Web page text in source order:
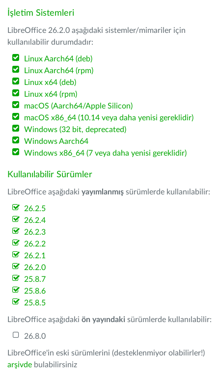
İşletim Sistemleri
LibreOffice 26.2.0 aşağıdaki sistemler/mimariler için
kullanılabilir durumdadır:
Linux Aarch64 (deb)
Linux Aarch64 (rpm)
Linux x64 (deb)
Linux x64 (rpm)
macOS (Aarch64/Apple Silicon)
macOS x86_64 (10.14 veya daha yenisi gereklidir)
Windows (32 bit, deprecated)
Windows Aarch64
Windows x86_64 (7 veya daha yenisi gereklidir)
Kullanılabilir Sürümler
LibreOffice aşağıdaki yayımlanmış sürümlerde kullanılabilir:
26.2.5
26.2.4
26.2.3
26.2.2
26.2.1
26.2.0
25.8.7
25.8.6
25.8.5
LibreOffice aşağıdaki ön yayındaki sürümlerde kullanılabilir:
26.8.0
LibreOffice'in eski sürümlerini (desteklenmiyor olabilirler!)
arşivde bulabilirsiniz